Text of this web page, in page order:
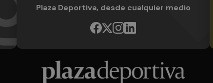
Plaza Deportiva, desde cualquier medio